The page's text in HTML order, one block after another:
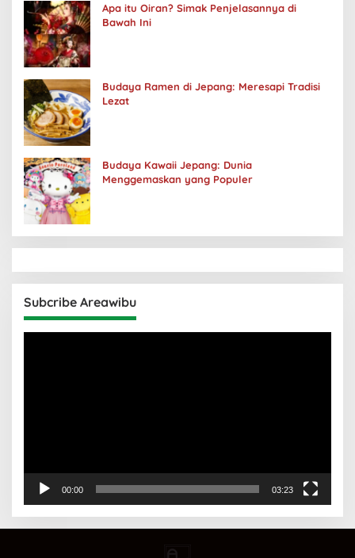
Apa itu Oiran? Simak Penjelasannya di
Bawah Ini
Budaya Ramen di Jepang: Meresapi Tradisi
Lezat
Budaya Kawaii Jepang: Dunia
Menggemaskan yang Populer
Subcribe Areawibu
00:00 03:23